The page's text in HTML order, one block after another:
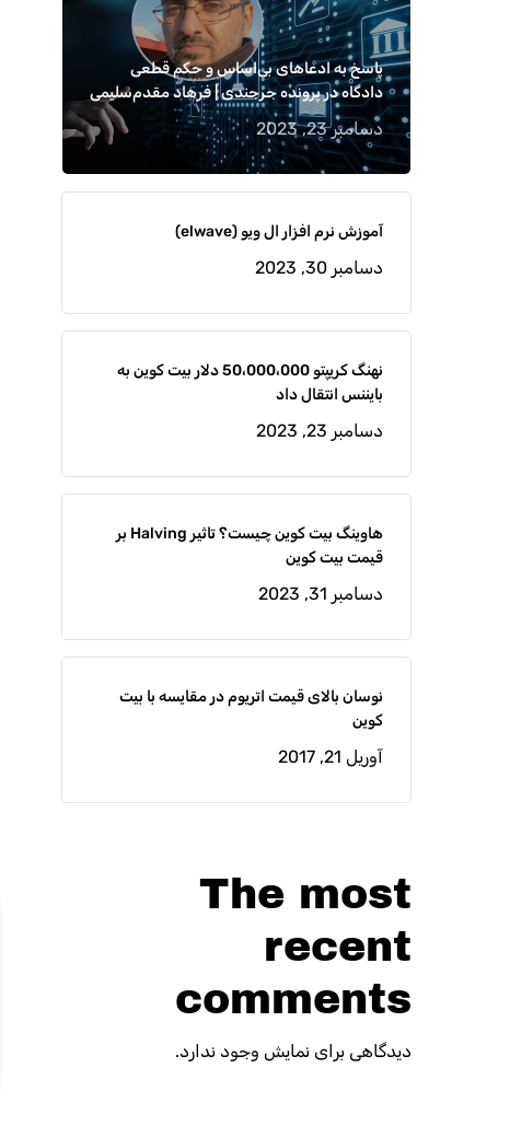
پاسخ به ادعاهای بی‌اساس و حکم قطعی
دادگاه در پرونده جرجندی | فرهاد مقدم‌سلیمی
دسامبر 23, 2023
آموزش نرم افزار ال ویو (elwave)
دسامبر 30, 2023
نهنگ کریپتو 50،000،000 دلار بیت کوین به
بایننس انتقال داد
دسامبر 23, 2023
هاوینگ بیت کوین چیست؟ تاثیر Halving بر
قیمت بیت کوین
دسامبر 31, 2023
نوسان بالای قیمت اتریوم در مقایسه با بیت
کوین
آوریل 21, 2017
The most
recent
comments
دیدگاهی برای نمایش وجود ندارد.